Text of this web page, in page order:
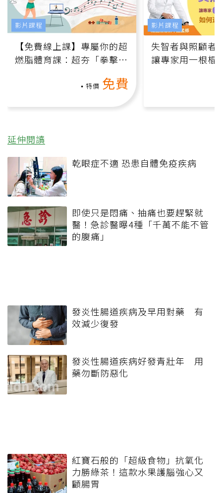
【免費線上課】專屬你的超
燃脂體育課：超夯「拳擊有
特價 免費
影片課程
失智者與照顧者
讓專家用一根棍
影片課程
延伸閱讀
乾眼症不適 恐患自體免疫疾病
即使只是悶痛、抽痛也要趕緊就
醫！急診醫曝4種「千萬不能不管
的腹痛」
發炎性腸道疾病及早用對藥 有
效減少復發
發炎性腸道疾病好發青壯年 用
藥勿斷防惡化
紅寶石般的「超級食物」抗氧化
力勝綠茶！這款水果護腦強心又
顧腸胃